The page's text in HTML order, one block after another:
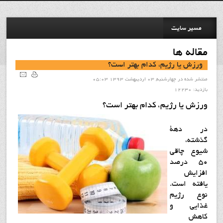
مسیر سایت
مقاله ها
ورزش يا رژيم، كدام بهتر است؟
منتشر شده در چهارشنبه, 03 ارديبهشت 1393 05:03
بازدید: 12230
ورزش يا رژيم، كدام بهتر است؟
در دهة
گذشته،
شيوع چاقي
50 درصد
افزايش
يافته است.
نوع رژيم
غذايي و
كاهش